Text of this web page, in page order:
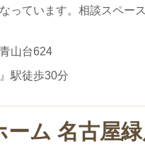
っています。相談スペー
山台624
駅徒歩30分
ム 名古屋